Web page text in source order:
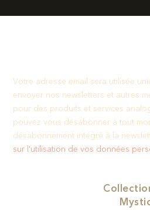
Votre adresse email sera utilisée
envoyer nos newsletters et autres
pour des produits et services
pouvez vous désabonner à tout
désabonnement intégré à la
sur l’utilisation de vos données